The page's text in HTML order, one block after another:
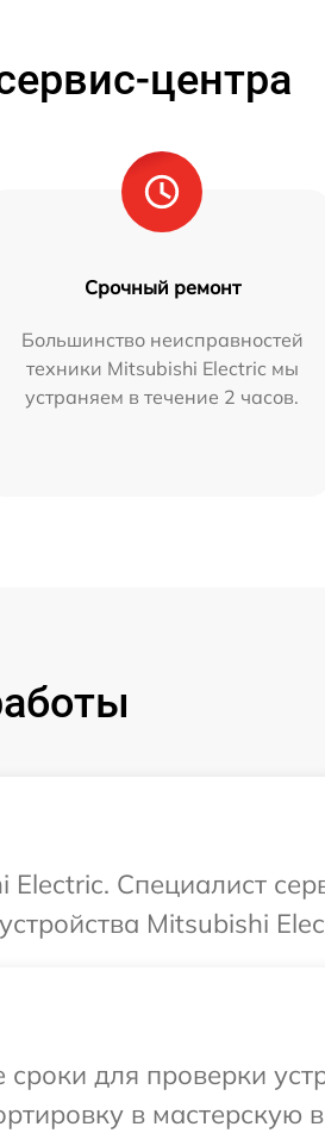
центра
Срочный ремонт
Большинство неисправностей
техники Mitsubishi Electric мы
устраняем в течение 2 часов.
Electric. Специалист
Mitsubishi
для проверки
в мастерскую